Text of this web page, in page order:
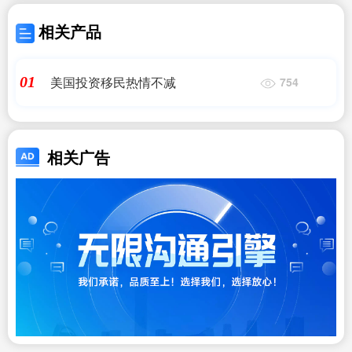
相关产品
01 美国投资移民热情不减 754
相关广告